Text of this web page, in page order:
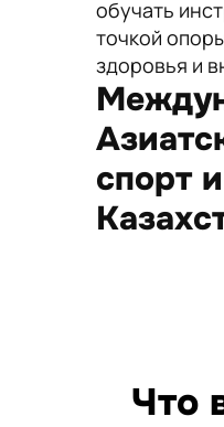
15
обучать
точкой
здоровья и
спорт
Что